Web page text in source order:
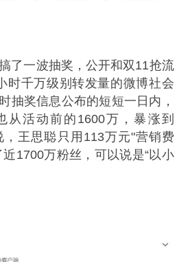
了一波抽奖，公开和双11抢流
时千万级别转发量的微博社会
抽奖信息公布的短短一日内，
从活动前的1600万，暴涨到
，王思聪只用113万元"营销费
1700万粉丝，可以说是“以小